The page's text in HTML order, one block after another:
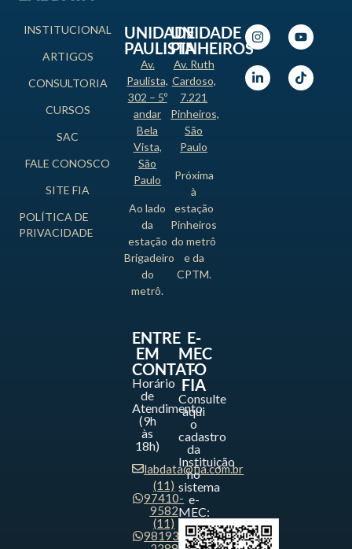
INSTITUCIONAL
ARTIGOS
CONSULTORIA
CURSOS
SAC
FALE CONOSCO
SITE FIA
POLÍTICA DE
PRIVACIDADE
UNIDADE
PAULISTA
Av.
Paulista,
302 – 5º
andar
Bela
Vista,
São
Paulo
Ao lado
da
estação
Brigadeiro
do
metrô.
UNIDADE
PINHEIROS
Av. Ruth
Cardoso,
7.221
Pinheiros,
São
Paulo
Próxima
à
estação
Pinheiros
do metrô
e da
CPTM.
ENTRE
EM
CONTATO
Horário
de
Atendimento
(9h
às
18h)
labdata@fia.com.br
(11)
97410-
9582
(11)
98193-
E-
MEC
-
FIA
Consulte
aqui
o
cadastro
da
Instituição
no
sistema
e-
MEC: